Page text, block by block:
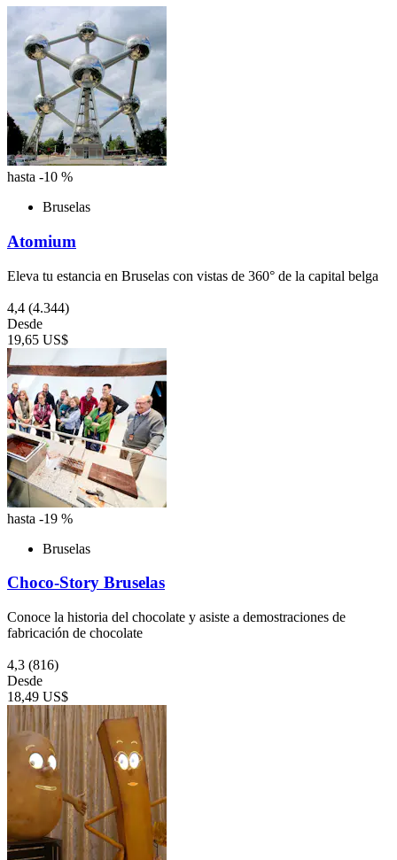
hasta -10 %
Bruselas
Atomium
Eleva tu estancia en Bruselas con vistas de 360° de la capital belga
4,4 (4.344)
Desde
19,65 US$
hasta -19 %
Bruselas
Choco-Story Bruselas
Conoce la historia del chocolate y asiste a demostraciones de
fabricación de chocolate
4,3 (816)
Desde
18,49 US$